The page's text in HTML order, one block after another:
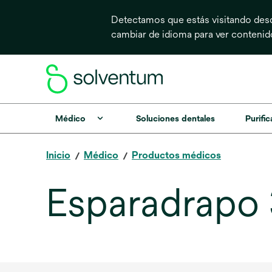
Detectamos que estás visitando
cambiar de idioma para ver
Médico Soluciones dentales
Inicio Médico Productos médicos